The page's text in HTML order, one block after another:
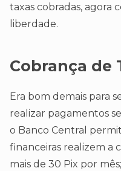
taxas cobradas, agora
liberdade.
Cobrança de
Era bom demais para
realizar pagamentos
o Banco Central
financeiras realizem a
mais de 30 Pix por